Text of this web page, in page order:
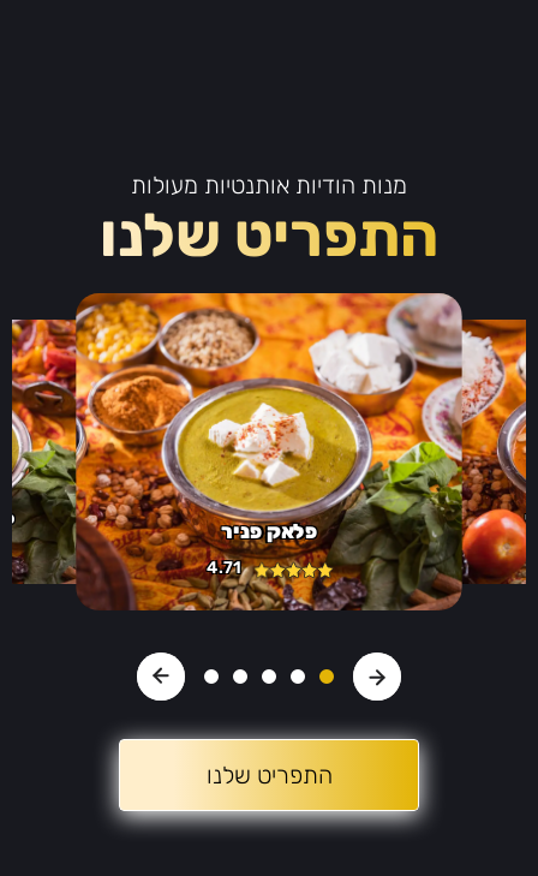
מנות הודיות אותנטיות מעולות
התפריט שלנו
פלאק פניר
4.71
התפריט שלנו